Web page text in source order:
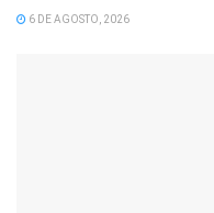
6 DE AGOSTO, 2026